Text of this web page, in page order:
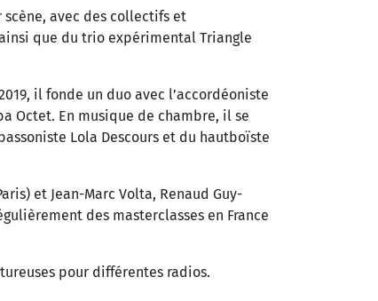
avec des collectifs et
que du trio expérimental Triangle
il fonde un duo avec l’accordéoniste
Octet. En musique de chambre, il se
Lola Descours et du hautboïste
et Jean-Marc Volta, Renaud Guy-
des masterclasses en France
pour différentes radios.